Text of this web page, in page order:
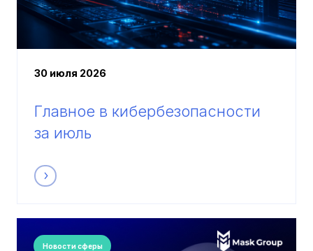
30 июля 2026
Главное в кибербезопасности
за июль
Новости сферы